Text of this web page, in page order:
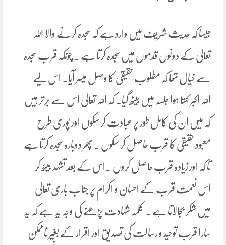
جیسا کہ حدیث شریف میں وارد ہے کہ سجدہ کرنے والا اللہ
تعالی کے دونوں قدموں میں سجدہ کرتا ہے ۔ چونکہ قرب سجدہ
سے خیال تھا کہ مطلوب حقیقی کا وصل میسر آیا۔ اس لیے
اللہ اکبر کہتا ہوا جلسہ میں بیٹھ گیا۔ کہ اللہ تعالی اس سے برتر ہیں
کہ میں ان کی کامل طور پر عبادت کر سکوں اور پوری طرح
معبود حقیقی کا قرب حاصل کر سکوں ۔ پھر دوبارہ سجدہ کرتا ہے
تا کہ اور زیادہ قرب حاصل کروں ۔اس کے بعد تشہد بیٹھ کر
اس نعمت قرب کے احسان و اکرام پر جناب باری تعالی
میں شکر بجالاتا ہے ۔ کلمہ شہادت پڑھنے کی وجہ یہ ہے کہ یہ
سارا قرب توحید و رسالت کی تصدیق اور اقرار کے بغیر ناممکن